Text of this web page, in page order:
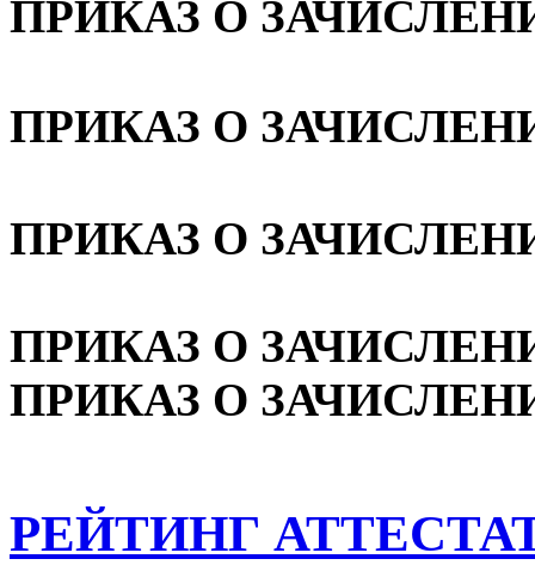
ПРИКАЗ О
ПРИКАЗ О
ПРИКАЗ О
ПРИКАЗ О
ПРИКАЗ О
РЕЙТИНГ